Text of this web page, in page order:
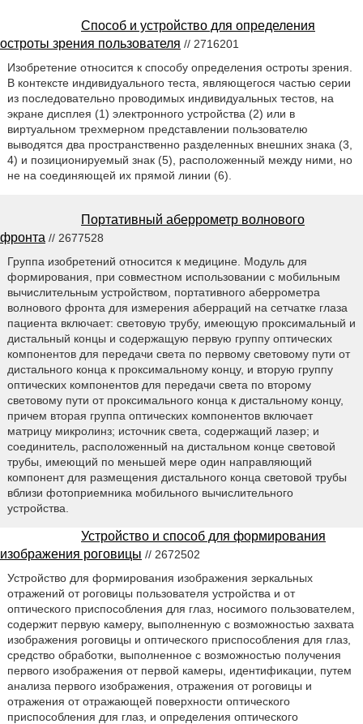
Способ и устройство для определения
остроты зрения пользователя // 2716201
Изобретение относится к способу определения остроты зрения.
В контексте индивидуального теста, являющегося частью серии
из последовательно проводимых индивидуальных тестов, на
экране дисплея (1) электронного устройства (2) или в
виртуальном трехмерном представлении пользователю
выводятся два пространственно разделенных внешних знака (3,
4) и позиционируемый знак (5), расположенный между ними, но
не на соединяющей их прямой линии (6).
Портативный аберрометр волнового
фронта // 2677528
Группа изобретений относится к медицине. Модуль для
формирования, при совместном использовании с мобильным
вычислительным устройством, портативного аберрометра
волнового фронта для измерения аберраций на сетчатке глаза
пациента включает: световую трубу, имеющую проксимальный и
дистальный концы и содержащую первую группу оптических
компонентов для передачи света по первому световому пути от
дистального конца к проксимальному концу, и вторую группу
оптических компонентов для передачи света по второму
световому пути от проксимального конца к дистальному концу,
причем вторая группа оптических компонентов включает
матрицу микролинз; источник света, содержащий лазер; и
соединитель, расположенный на дистальном конце световой
трубы, имеющий по меньшей мере один направляющий
компонент для размещения дистального конца световой трубы
вблизи фотоприемника мобильного вычислительного
устройства.
Устройство и способ для формирования
изображения роговицы // 2672502
Устройство для формирования изображения зеркальных
отражений от роговицы пользователя устройства и от
оптического приспособления для глаз, носимого пользователем,
содержит первую камеру, выполненную с возможностью захвата
изображения роговицы и оптического приспособления для глаз,
средство обработки, выполненное с возможностью получения
первого изображения от первой камеры, идентификации, путем
анализа первого изображения, отражения от роговицы и
отражения от отражающей поверхности оптического
приспособления для глаз, и определения оптического